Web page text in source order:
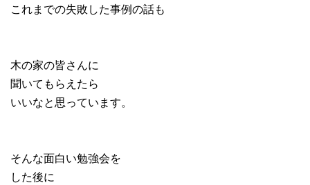
これまでの失敗した事例の話も
木の家の皆さんに
聞いてもらえたら
いいなと思っています。
そんな面白い勉強会を
した後に